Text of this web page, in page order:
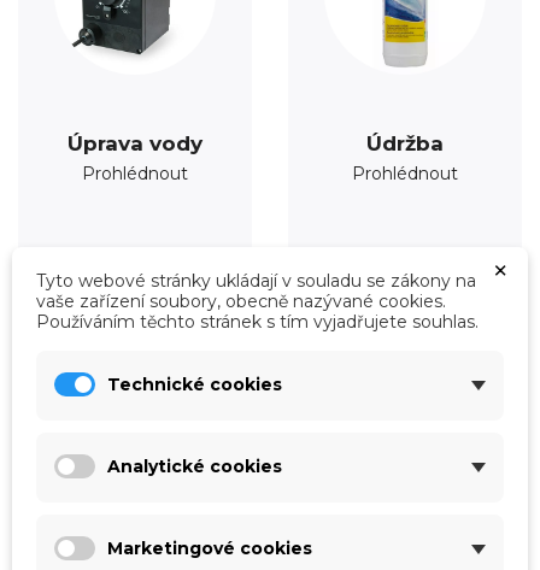
Úprava vody
Prohlédnout
Údržba
Prohlédnout
×
Tyto webové stránky ukládají v souladu se zákony na
vaše zařízení soubory, obecně nazývané cookies.
Používáním těchto stránek s tím vyjadřujete souhlas.
Technické cookies
Analytické cookies
Marketingové cookies